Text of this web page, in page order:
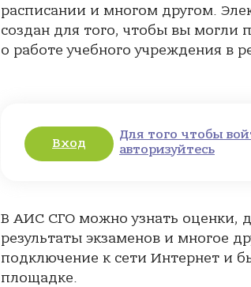
расписании и многом другом.
создан для того, чтобы вы могли
о работе учебного учреждения в
Вход
Для того чтобы
авторизуйтесь
В АИС СГО можно узнать оценки,
результаты экзаменов и многое
подключение к сети Интернет и
площадке.